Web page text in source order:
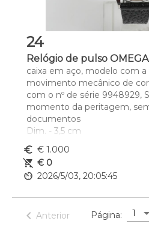
24
Relógio de pulso OMEGA
caixa em aço, modelo com a
movimento mecânico de
com o nº de série 9948929,
momento da peritagem,
documentos
Dim. - 3,5 cm
euro_symbol € 1.000
remove_shopping_cart € 0
av_timer 2026/5/03, 20:05:45
navigate_before Anterior Página: 1